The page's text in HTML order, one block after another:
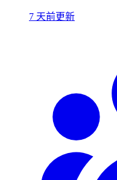
7 天前更新